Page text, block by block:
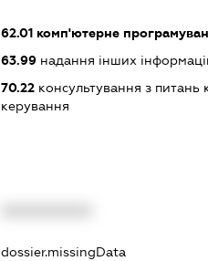
62.01комп'ютерне
63.99надання інших
70.22консультування з питань
керування
dossier.missingData